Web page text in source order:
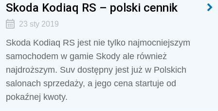
Skoda Kodiaq RS – polski cennik
23 sty 2019
Skoda Kodiaq RS jest nie tylko najmocniejszym
samochodem w gamie Skody ale również
najdroższym. Suv dostępny jest już w Polskich
salonach sprzedaży, a jego cena startuje od
pokaźnej kwoty.